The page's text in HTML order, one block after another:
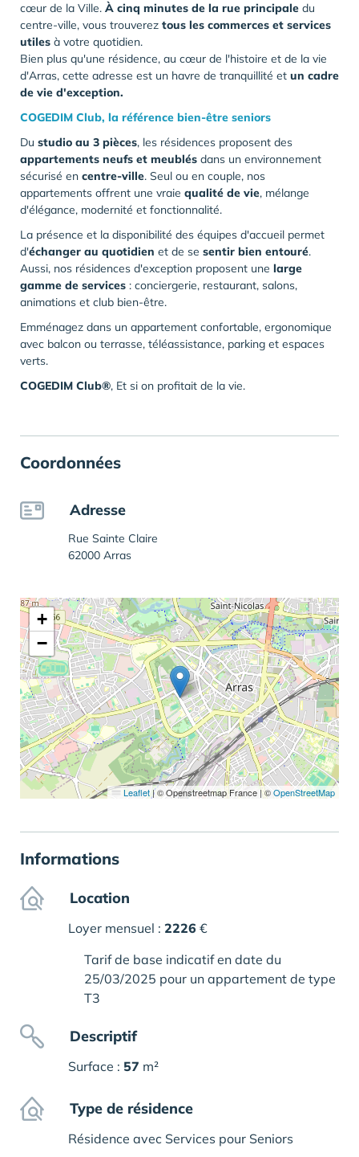
cœur de la Ville. À cinq minutes de la rue principale du
centre-ville, vous trouverez tous les commerces et services
utiles à votre quotidien.
Bien plus qu'une résidence, au cœur de l'histoire et de la vie
d'Arras, cette adresse est un havre de tranquillité et un cadre
de vie d'exception.
COGEDIM Club, la référence bien-être seniors
Du studio au 3 pièces, les résidences proposent des
appartements neufs et meublés dans un environnement
sécurisé en centre-ville. Seul ou en couple, nos
appartements offrent une vraie qualité de vie, mélange
d'élégance, modernité et fonctionnalité.
La présence et la disponibilité des équipes d'accueil permet
d'échanger au quotidien et de se sentir bien entouré.
Aussi, nos résidences d'exception proposent une large
gamme de services : conciergerie, restaurant, salons,
animations et club bien-être.
Emménagez dans un appartement confortable, ergonomique
avec balcon ou terrasse, téléassistance, parking et espaces
verts.
COGEDIM Club®, Et si on profitait de la vie.
Coordonnées
Adresse
Rue Sainte Claire
62000 Arras
+
−
Leaflet |© Openstreetmap France | ©OpenStreetMap
Informations
Location
Loyer mensuel : 2226 €
Tarif de base indicatif en date du
25/03/2025 pour un appartement de type
T3
Descriptif
Surface : 57 m²
Type de résidence
Résidence avec Services pour Seniors